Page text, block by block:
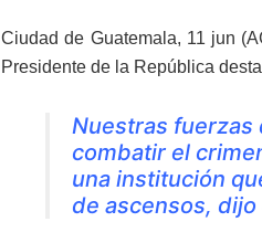
Ciudad de Guatemala, 11 jun
Presidente de la República
Nuestras fuerzas
combatir el
una institución
de ascensos,